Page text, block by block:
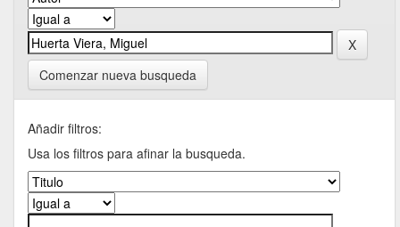
Comenzar nueva busqueda
Añadir filtros:
Usa los filtros para afinar la busqueda.